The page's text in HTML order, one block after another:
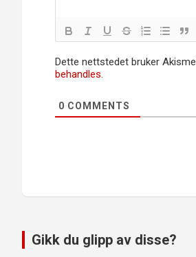
Dette nettstedet bruker
behandles.
0 COMMENTS
Gikk du glipp av disse?